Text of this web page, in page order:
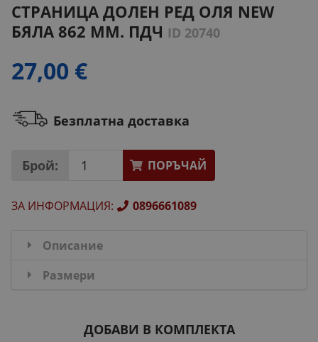
СТРАНИЦА ДОЛЕН РЕД ОЛЯ NEW
БЯЛА 862 ММ. ПДЧ ID 20740
27,00 €
Безплатна доставка
Брой: ПОРЪЧАЙ
ЗА ИНФОРМАЦИЯ: 0896661089
Описание
Размери
ДОБАВИ В КОМПЛЕКТА